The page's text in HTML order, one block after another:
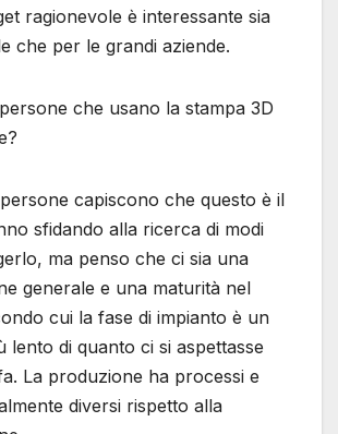
ragionevole è interessante sia
che per le grandi aziende.
che usano la stampa 3D
capiscono che questo è il
sfidando alla ricerca di modi
ma penso che ci sia una
generale e una maturità nel
cui la fase di impianto è un
lento di quanto ci si aspettasse
La produzione ha processi e
diversi rispetto alla